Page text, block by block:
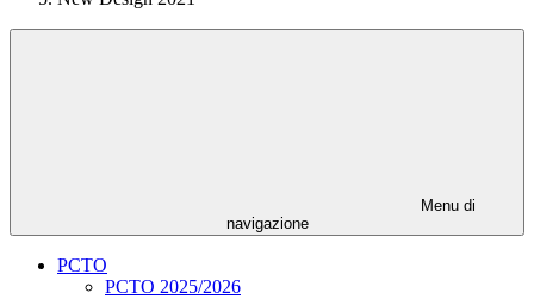
Menu di
navigazione
PCTO
PCTO 2025/2026